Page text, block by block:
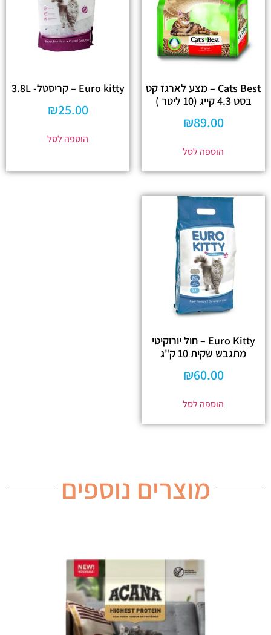
Cats Best – מצע לארגז קט
בסט 4.3 קייג (10 ליטר )
₪89.00
הוספה לסל
Euro kitty – קריסטל- 3.8L
₪25.00
הוספה לסל
Euro Kitty – חול יורוקיטי
מתגבש שקית 10 ק"ג
₪60.00
הוספה לסל
מוצרים נוספים